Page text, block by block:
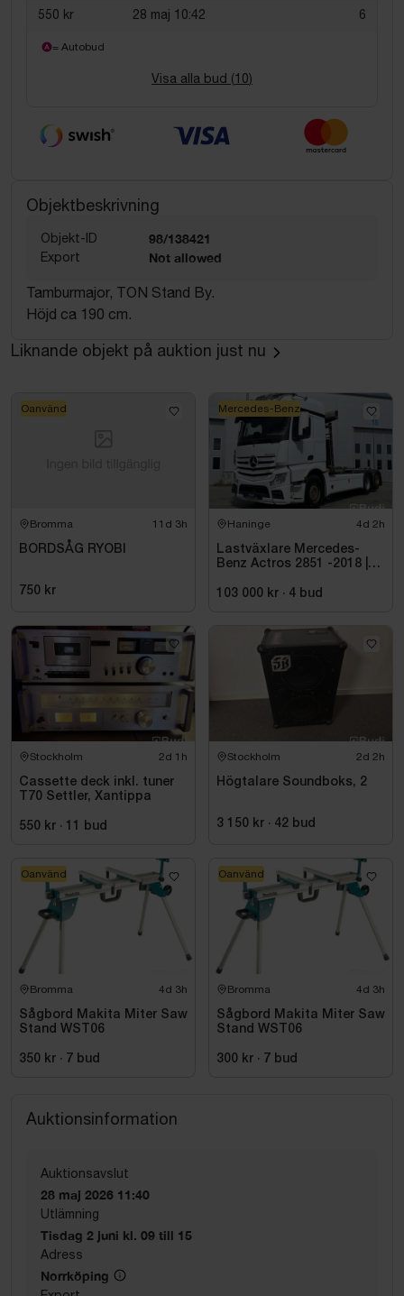
550 kr 28 maj 10:42 6
= Autobud
Visa alla bud (10)
Objektbeskrivning
Objekt-ID 98/138421
Export Not allowed
Tamburmajor, TON Stand By.
Höjd ca 190 cm.
Liknande objekt på auktion just nu
Bromma 11d 3h
BORDSÅG RYOBI
750 kr
Oanvänd
Haninge 4d 2h
Lastväxlare Mercedes-
Benz Actros 2851 -2018 |
103 000 kr · 4 bud
Mercedes-Benz
Stockholm 2d 1h
Cassette deck inkl. tuner
T70 Settler, Xantippa
550 kr · 11 bud
Stockholm 2d 2h
Högtalare Soundboks, 2
3 150 kr · 42 bud
Bromma 4d 3h
Sågbord Makita Miter Saw
Stand WST06
350 kr · 7 bud
Oanvänd
Bromma 4d 3h
Sågbord Makita Miter Saw
Stand WST06
300 kr · 7 bud
Oanvänd
Auktionsinformation
Auktionsavslut
28 maj 2026 11:40
Utlämning
Tisdag 2 juni kl. 09 till 15
Adress
Norrköping